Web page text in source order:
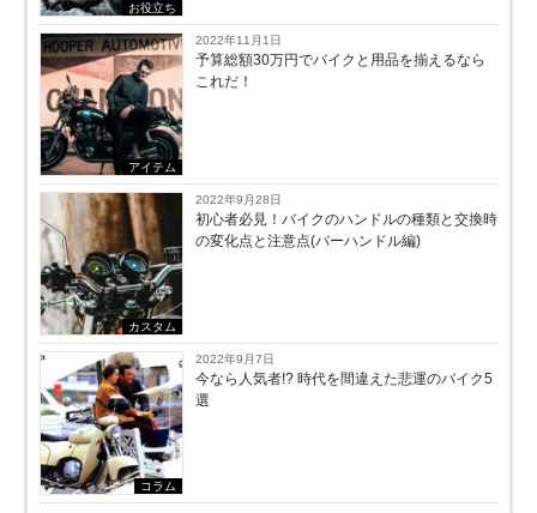
お役立ち
アイテム
2022年11月1日
予算総額30万円でバイクと用品を揃えるなら
これだ！
カスタム
2022年9月28日
初心者必見！バイクのハンドルの種類と交換時
の変化点と注意点(バーハンドル編)
コラム
2022年9月7日
今なら人気者!? 時代を間違えた悲運のバイク5
選